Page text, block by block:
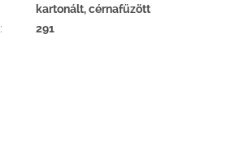
kartonált, cérnafűzött
: 291